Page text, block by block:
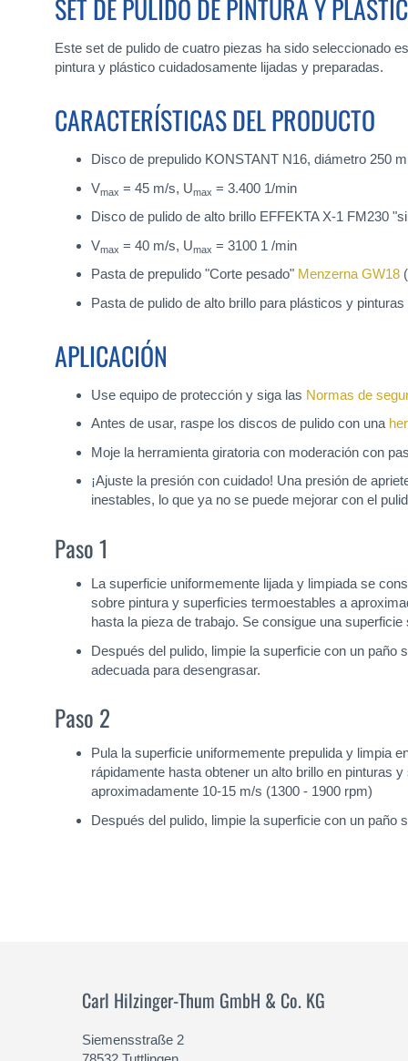
SET DE PULIDO DE PINTURA Y
Este set de pulido de cuatro piezas ha sido seleccionado
pintura y plástico cuidadosamente lijadas y preparadas.
CARACTERÍSTICAS DEL PRODUCTO
Disco de prepulido KONSTANT N16, diámetro 250
Vmax = 45 m/s, Umax = 3.400 1/min
Disco de pulido de alto brillo EFFEKTA X-1 FM230
Vmax = 40 m/s, Umax = 3100 1 /min
Pasta de prepulido "Corte pesado" Menzerna GW18
Pasta de pulido de alto brillo para plásticos y pinturas
APLICACIÓN
Use equipo de protección y siga las Normas de
Antes de usar, raspe los discos de pulido con una
Moje la herramienta giratoria con moderación con
¡Ajuste la presión con cuidado! Una presión de
inestables, lo que ya no se puede mejorar con el
Paso 1
La superficie uniformemente lijada y limpiada se
sobre pintura y superficies termoestables a
hasta la pieza de trabajo. Se consigue una
Después del pulido, limpie la superficie con un
adecuada para desengrasar.
Paso 2
Pula la superficie uniformemente prepulida y limpia
rápidamente hasta obtener un alto brillo en pinturas
aproximadamente 10-15 m/s (1300 - 1900 rpm)
Después del pulido, limpie la superficie con un
Carl Hilzinger-Thum GmbH & Co. KG
Siemensstraße 2